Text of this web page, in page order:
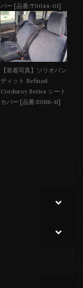
バー [品番:T0044-01]
【装着写真】ソリオバン
ディット Refinad
Corduroy Series シート
カバー [品番:S0116-11]